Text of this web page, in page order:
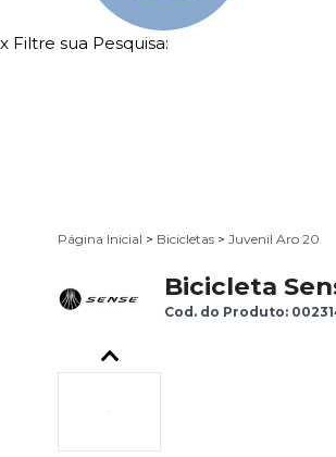
x Filtre sua Pesquisa:
Página Inicial > Bicicletas > Juvenil Aro 20
Bicicleta
Cod. do Produto: